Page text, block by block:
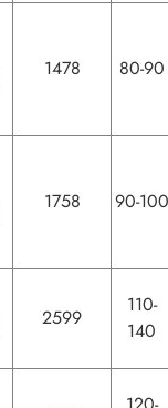
1478 80-90
1758 90-100
2599
110-
140